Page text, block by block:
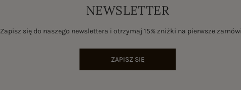
NEWSLETTER
Zapisz się do naszego newslettera i otrzymaj 15% zniżki na pierwsze
ZAPISZ SIĘ